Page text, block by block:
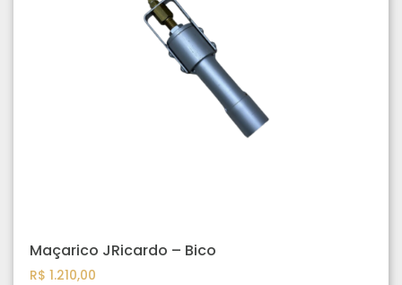
Maçarico JRicardo – Bico
R$ 1.210,00